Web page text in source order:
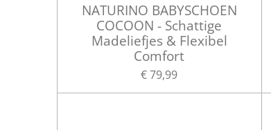
NATURINO BABYSCHOEN
COCOON - Schattige
Madeliefjes & Flexibel
Comfort
€ 79,99